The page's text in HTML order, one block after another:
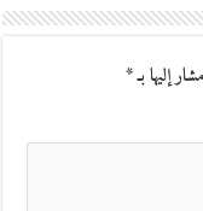
إليها بـ*